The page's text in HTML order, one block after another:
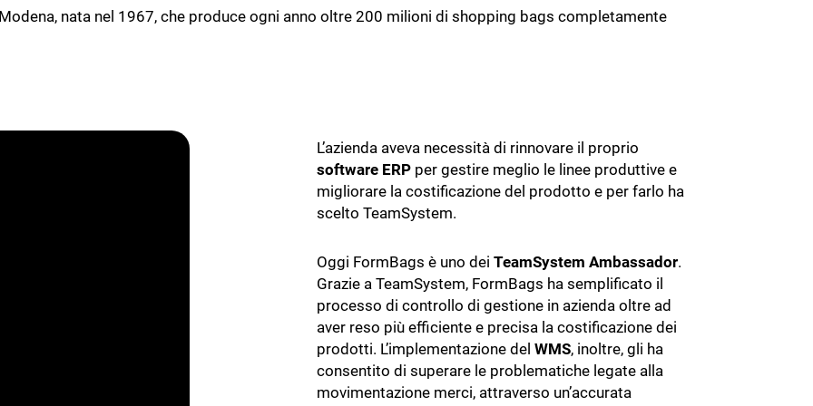
Ufficio Legale
Cybersecurity
nata nel 1967, che produce ogni anno oltre 200 milioni di shopping bags completamente
L’azienda aveva necessità di rinnovare il proprio
software ERP per gestire meglio le linee produttive e
migliorare la costificazione del prodotto e per farlo ha
scelto TeamSystem.
Oggi FormBags è uno dei TeamSystem Ambassador.
Grazie a TeamSystem, FormBags ha semplificato il
processo di controllo di gestione in azienda oltre ad
aver reso più efficiente e precisa la costificazione dei
prodotti. L’implementazione del WMS, inoltre, gli ha
consentito di superare le problematiche legate alla
movimentazione merci, attraverso un’accurata